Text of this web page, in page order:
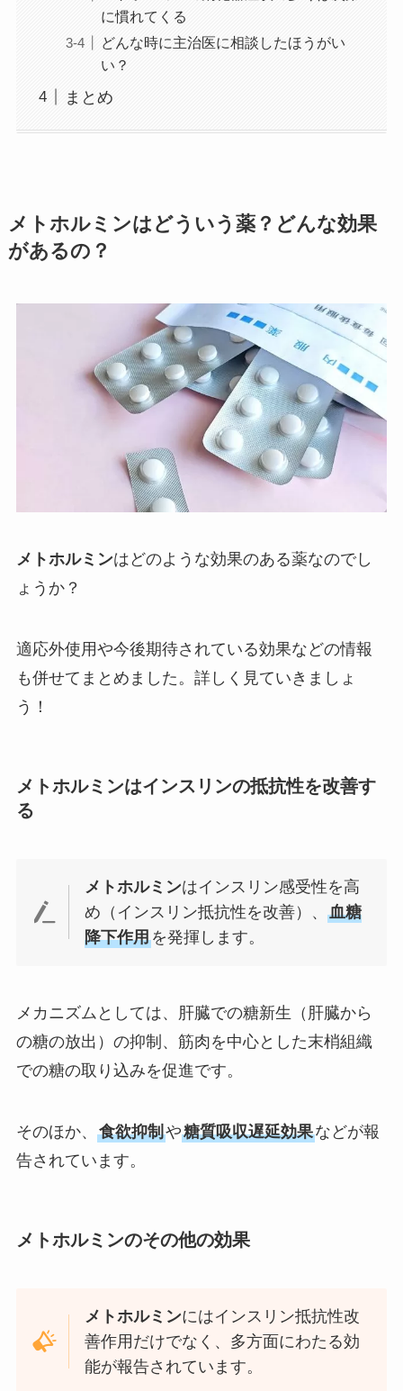
に慣れてくる
どんな時に主治医に相談したほうがい
い？
まとめ
メトホルミンはどういう薬？どんな効果
があるの？
メトホルミンはどのような効果のある薬なのでし
ょうか？
適応外使用や今後期待されている効果などの情報
も併せてまとめました。詳しく見ていきましょ
う！
メトホルミンはインスリンの抵抗性を改善す
る
メトホルミンはインスリン感受性を高
め（インスリン抵抗性を改善）、血糖
降下作用を発揮します。
メカニズムとしては、肝臓での糖新生（肝臓から
の糖の放出）の抑制、筋肉を中心とした末梢組織
での糖の取り込みを促進です。
そのほか、 食欲抑制や糖質吸収遅延効果などが報
告されています。
メトホルミンのその他の効果
メトホルミンにはインスリン抵抗性改
善作用だけでなく、多方面にわたる効
能が報告されています。